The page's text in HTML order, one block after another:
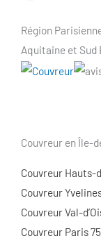
Région
Aquitaine et Sud
Couvreur en Île-
Couvreur Hauts-
Couvreur
Couvreur Val-
Couvreur Paris 75